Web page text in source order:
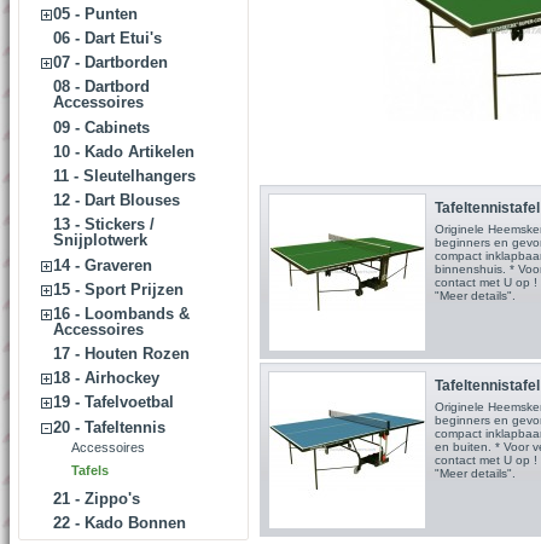
05 - Punten
06 - Dart Etui's
07 - Dartborden
08 - Dartbord
Accessoires
09 - Cabinets
10 - Kado Artikelen
11 - Sleutelhangers
12 - Dart Blouses
13 - Stickers /
Snijplotwerk
14 - Graveren
15 - Sport Prijzen
16 - Loombands &
Accessoires
17 - Houten Rozen
18 - Airhockey
19 - Tafelvoetbal
20 - Tafeltennis
Accessoires
Tafels
21 - Zippo's
22 - Kado Bonnen
Originele
beginners en
compact
binnenshuis. *
contact met U op !
"Meer details".
Originele
beginners en
compact
en buiten. * Voor
contact met U op !
"Meer details".